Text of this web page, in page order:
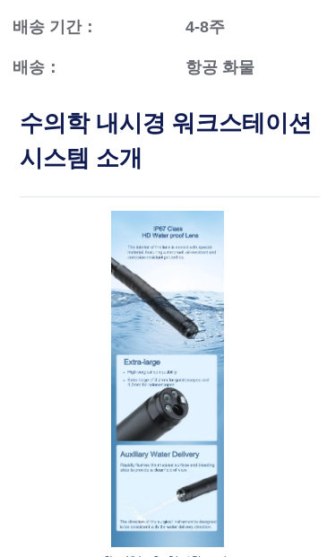
배송 기간：
배송：
4-8주
항공 화물
카테고리
> 휴대용 수의학 내시경
> 다기능 내시경
> 이비인후과용 이경 (MSI Tech)
수의학 내시경 워크스테이션
시스템 소개